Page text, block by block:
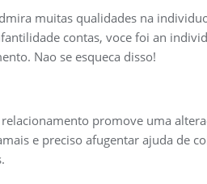
muitas qualidades na
contas, voce foi an
Nao se esqueca disso!
promove uma
e preciso afugentar ajuda de